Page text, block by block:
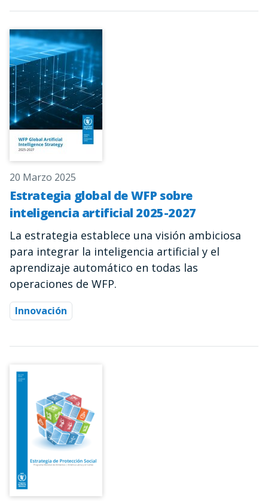
20 Marzo 2025
Estrategia global de WFP sobre
inteligencia artificial 2025-2027
La estrategia establece una visión ambiciosa
para integrar la inteligencia artificial y el
aprendizaje automático en todas las
operaciones de WFP.
Innovación